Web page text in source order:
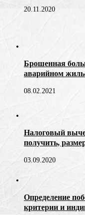
20.11.2020
Брошенная
аварийном
08.02.2021
Налоговый
получить,
03.09.2020
Определение
критерии и